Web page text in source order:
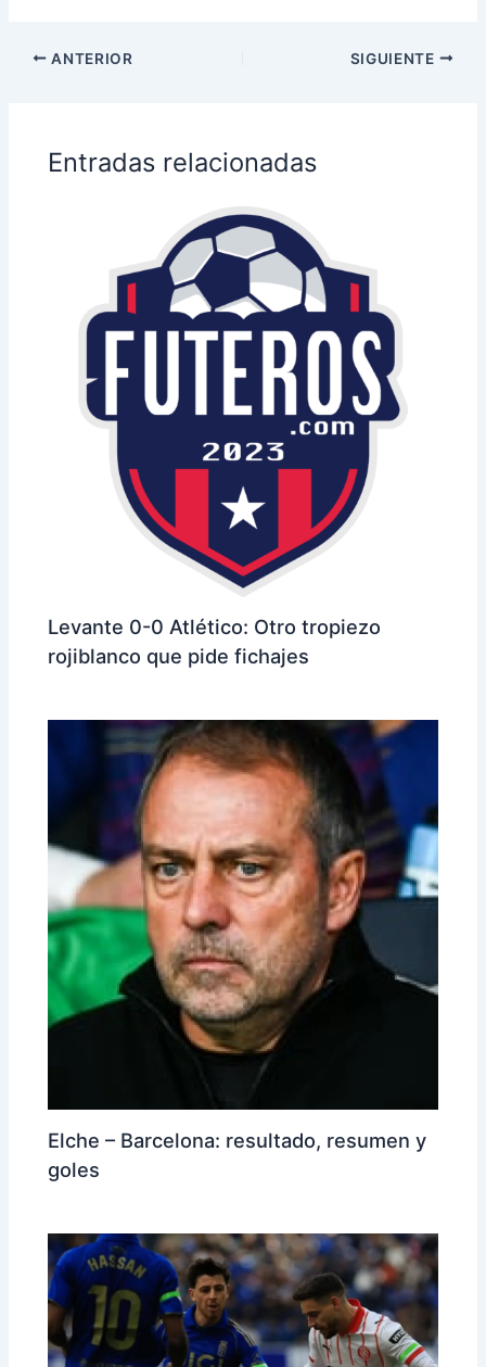
ANTERIOR SIGUIENTE
Entradas relacionadas
Levante 0-0 Atlético: Otro tropiezo
rojiblanco que pide fichajes
Elche – Barcelona: resultado, resumen y
goles